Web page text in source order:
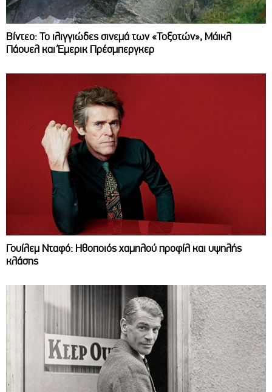
Βίντεο: Το ιλιγγιώδες σινεμά των «Τοξοτών», Μάικλ
Πάουελ και Έμερικ Πρέσμπεργκερ
Γουίλεμ Νταφό: Ηθοποιός χαμηλού προφίλ και υψηλής
κλάσης